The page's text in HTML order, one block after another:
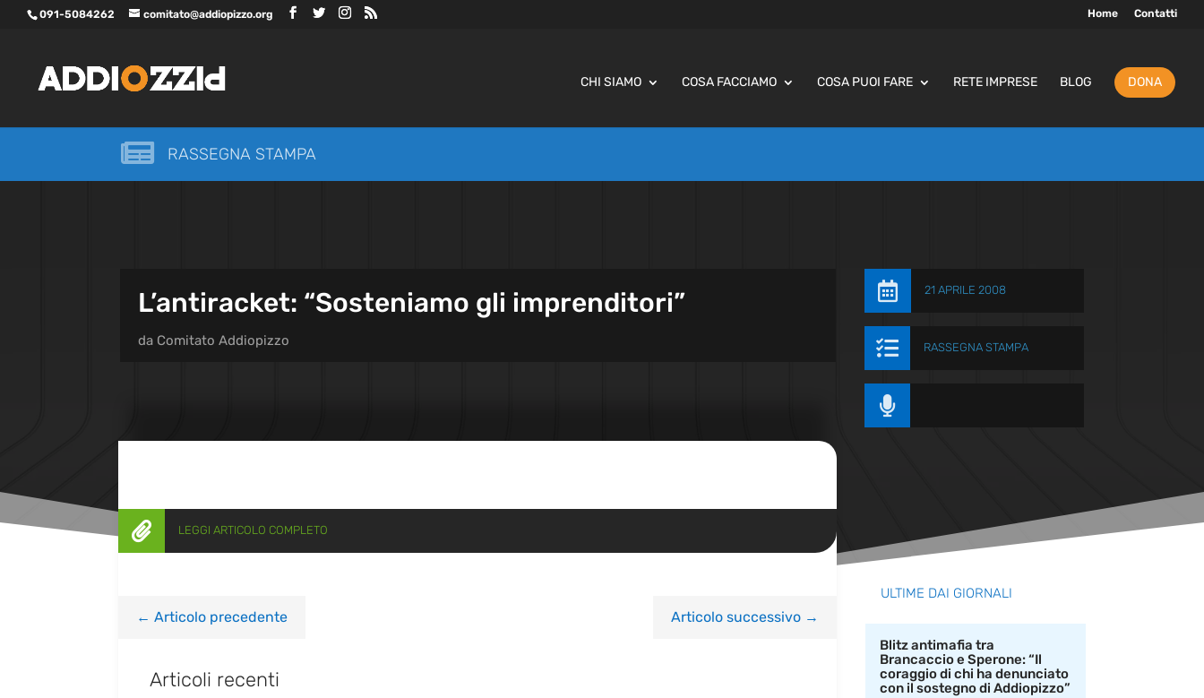
091-5084262 comitato@addiopizzo.org Home Contatti
CHI SIAMO COSA FACCIAMO COSA PUOI FARE RETE IMPRESE BLOG DONA
 RASSEGNA STAMPA
L’antiracket: “Sosteniamo gli imprenditori”
da Comitato Addiopizzo
 21 APRILE 2008
 RASSEGNA STAMPA

 LEGGI ARTICOLO COMPLETO
← Articolo precedente Articolo successivo→
Articoli recenti
ULTIME DAI GIORNALI
Blitz antimafia tra
Brancaccio e Sperone: “Il
coraggio di chi ha denunciato
con il sostegno di Addiopizzo”